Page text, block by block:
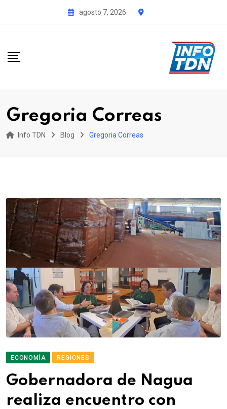
agosto 7, 2026
Gregoria Correas
Info TDN Blog Gregoria Correas
ECONOMÍA REGIONES
Gobernadora de Nagua
realiza encuentro con